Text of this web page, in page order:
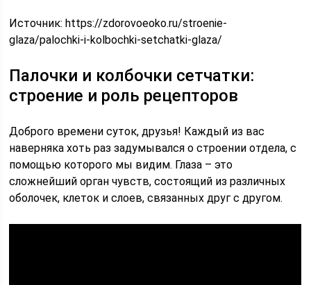
Источник:https://zdorovoeoko.ru/stroenie-
glaza/palochki-i-kolbochki-setchatki-glaza/
Палочки и колбочки сетчатки:
строение и роль рецепторов
Доброго времени суток, друзья! Каждый из вас
наверняка хоть раз задумывался о строении отдела, с
помощью которого мы видим. Глаза – это
сложнейший орган чувств, состоящий из различных
оболочек, клеток и слоев, связанных друг с другом.